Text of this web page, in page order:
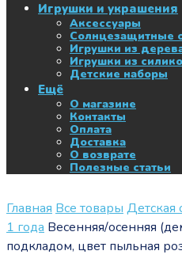
Игрушки и украшения
Аксессуары
Солнцезащитные
Игрушки из
Игрушки из
Детские наборы
Ещё
О магазине
Контакты
Оплата
Доставка
О возврате
Полезные статьи
Главная Все товары Детская
1 года Весенняя/осенняя
подкладом, цвет пыльная